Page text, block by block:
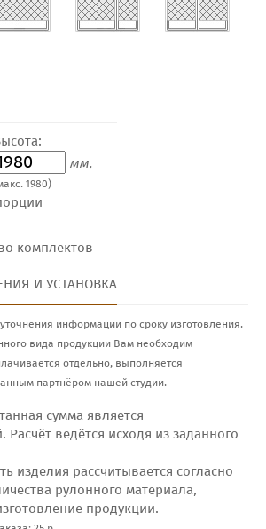
мм.
1980)
комплектов
И УСТАНОВКА
информации по сроку изготовления.
вида продукции Вам необходим
отдельно, выполняется
партнёром нашей студии.
сумма является
ведётся исходя из заданного
изделия рассчитывается согласно
рулонного материала,
продукции.